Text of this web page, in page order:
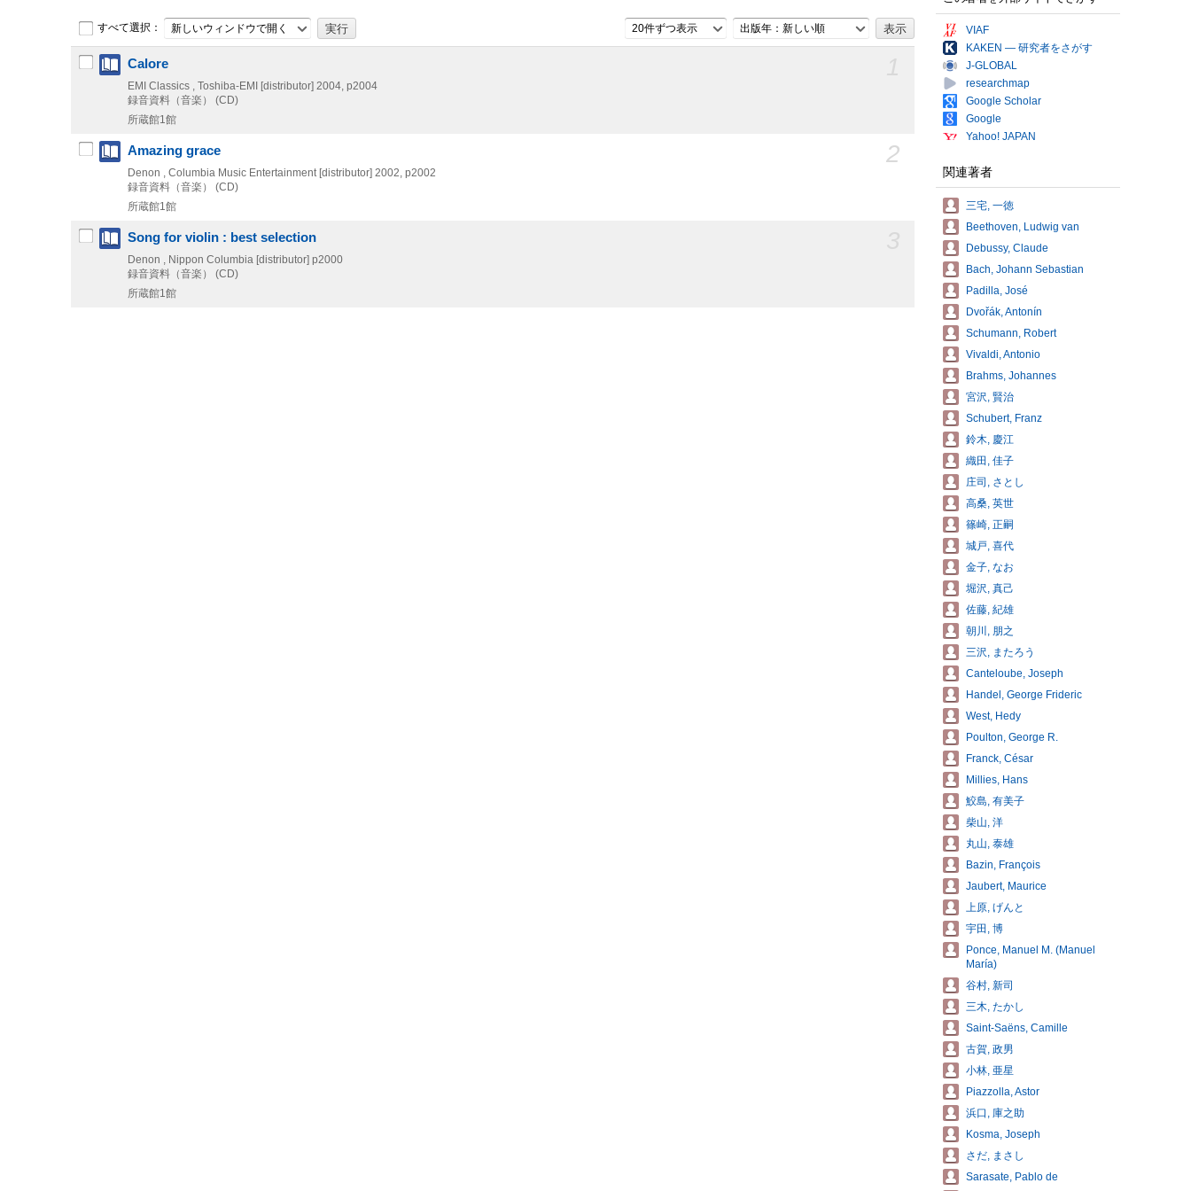
すべて選択： 新しいウィンドウで開く 20件ずつ表示 出版年：新しい順
Calore
EMI Classics , Toshiba-EMI [distributor] 2004, p2004
録音資料（音楽） (CD)
所蔵館1館
2
Amazing grace
Denon , Columbia Music Entertainment [distributor] 2002, p2002
録音資料（音楽） (CD)
所蔵館1館
Song for violin : best selection
Denon , Nippon Columbia [distributor] p2000
録音資料（音楽） (CD)
所蔵館1館
VIAF
KAKEN — 研究者をさがす
J-GLOBAL
researchmap
Google Scholar
Google
Yahoo! JAPAN
関連著者
三宅, 一徳
Beethoven, Ludwig van
Debussy, Claude
Bach, Johann Sebastian
Padilla, José
Dvořák, Antonín
Schumann, Robert
Vivaldi, Antonio
Brahms, Johannes
宮沢, 賢治
Schubert, Franz
鈴木, 慶江
織田, 佳子
庄司, さとし
高桑, 英世
篠崎, 正嗣
城戸, 喜代
金子, なお
堀沢, 真己
佐藤, 紀雄
朝川, 朋之
三沢, またろう
Canteloube, Joseph
Handel, George Frideric
West, Hedy
Poulton, George R.
Franck, César
Millies, Hans
鮫島, 有美子
柴山, 洋
丸山, 泰雄
Bazin, François
Jaubert, Maurice
上原, げんと
宇田, 博
Ponce, Manuel M. (Manuel
María)
谷村, 新司
三木, たかし
Saint-Saëns, Camille
古賀, 政男
小林, 亜星
Piazzolla, Astor
浜口, 庫之助
Kosma, Joseph
さだ, まさし
Sarasate, Pablo de